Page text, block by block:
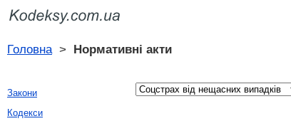
Головна> Нормативні акти
Закони
Кодекси